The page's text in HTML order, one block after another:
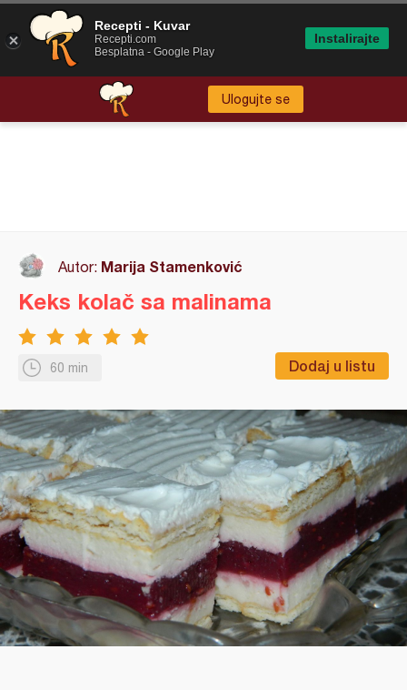
Ulogujte se
Autor: Marija Stamenković
60 min Dodaj u listu
Keks kolač sa malinama
Recepti - Kuvar
Recepti.com
Besplatna - Google Play
Instalirajte